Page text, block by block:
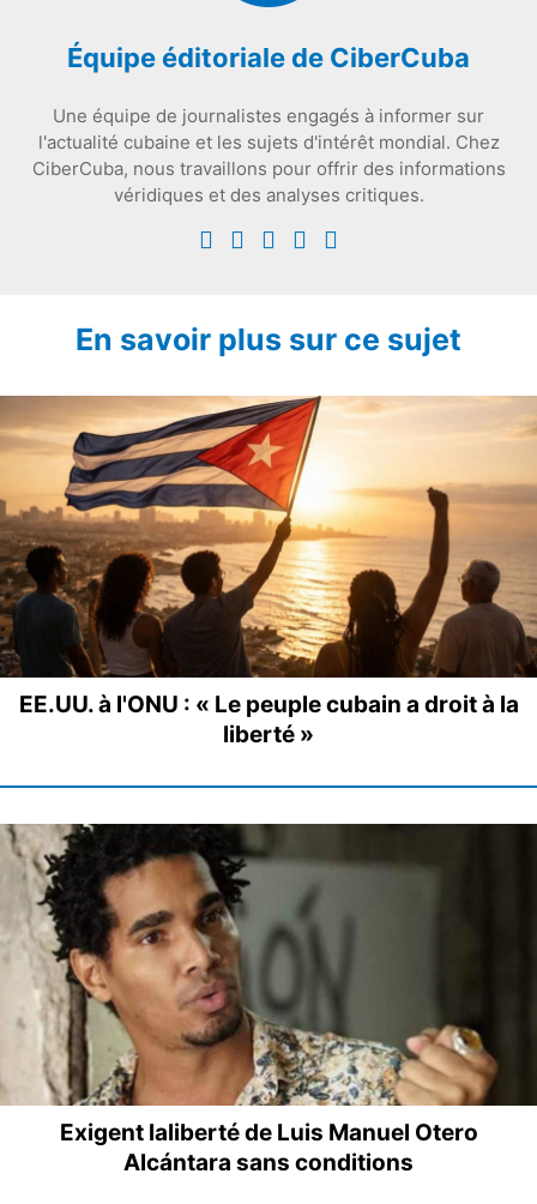
Équipe éditoriale de CiberCuba
Une équipe de journalistes engagés à informer sur
l'actualité cubaine et les sujets d'intérêt mondial. Chez
CiberCuba, nous travaillons pour offrir des informations
véridiques et des analyses critiques.
En savoir plus sur ce sujet
EE.UU. à l'ONU : « Le peuple cubain a droit à la
liberté »
Exigent laliberté de Luis Manuel Otero
Alcántara sans conditions